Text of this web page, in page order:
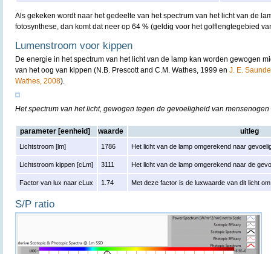
Als gekeken wordt naar het gedeelte van het spectrum van het licht van de
fotosynthese, dan komt dat neer op 64 % (geldig voor het golflengtegebied
Lumenstroom voor kippen
De energie in het spectrum van het licht van de lamp kan worden gewogen
van het oog van kippen (N.B. Prescott and C.M. Wathes, 1999 en J. E.
Wathes, 2008).
Het spectrum van het licht, gewogen tegen de gevoeligheid van
parameter [eenheid] waarde uitleg
Lichtstroom [lm] 1786 Het licht van de lamp omgerekend naar
Lichtstroom kippen [cLm] 3111 Het licht van de lamp omgerekend naar de
Factor van lux naar cLux 1.74 Met deze factor is de luxwaarde van dit licht
S/P ratio